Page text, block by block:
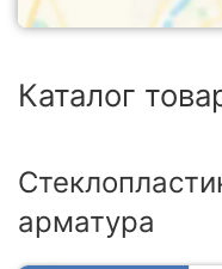
Каталог
арматура